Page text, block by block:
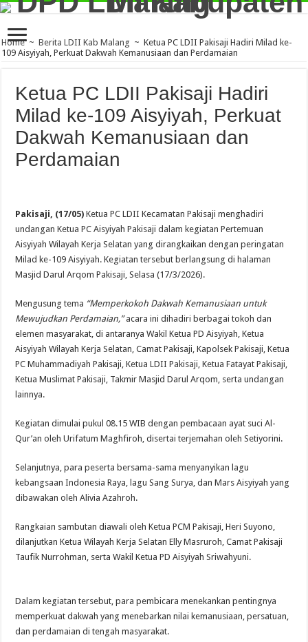
Home ~ Berita LDII Kab Malang ~ Ketua PC LDII Pakisaji Hadiri Milad ke-
109 Aisyiyah, Perkuat Dakwah Kemanusiaan dan Perdamaian
Ketua PC LDII Pakisaji Hadiri
Milad ke-109 Aisyiyah, Perkuat
Dakwah Kemanusiaan dan
Perdamaian
Pakisaji, (17/05) Ketua PC LDII Kecamatan Pakisaji menghadiri
undangan Ketua PC Aisyiyah Pakisaji dalam kegiatan Pertemuan
Aisyiyah Wilayah Kerja Selatan yang dirangkaikan dengan peringatan
Milad ke-109 Aisyiyah. Kegiatan tersebut berlangsung di halaman
Masjid Darul Arqom Pakisaji, Selasa (17/3/2026).
Mengusung tema “Memperkokoh Dakwah Kemanusiaan untuk
Mewujudkan Perdamaian,”acara ini dihadiri berbagai tokoh dan
elemen masyarakat, di antaranya Wakil Ketua PD Aisyiyah, Ketua
Aisyiyah Wilayah Kerja Selatan, Camat Pakisaji, Kapolsek Pakisaji, Ketua
PC Muhammadiyah Pakisaji, Ketua LDII Pakisaji, Ketua Fatayat Pakisaji,
Ketua Muslimat Pakisaji, Takmir Masjid Darul Arqom, serta undangan
lainnya.
Kegiatan dimulai pukul 08.15 WIB dengan pembacaan ayat suci Al-
Qur’an oleh Urifatum Maghfiroh, disertai terjemahan oleh Setiyorini.
Selanjutnya, para peserta bersama-sama menyanyikan lagu
kebangsaan Indonesia Raya, lagu Sang Surya, dan Mars Aisyiyah yang
dibawakan oleh Alivia Azahroh.
Rangkaian sambutan diawali oleh Ketua PCM Pakisaji, Heri Suyono,
dilanjutkan Ketua Wilayah Kerja Selatan Elly Masruroh, Camat Pakisaji
Taufik Nurrohman, serta Wakil Ketua PD Aisyiyah Sriwahyuni.
Dalam kegiatan tersebut, para pembicara menekankan pentingnya
memperkuat dakwah yang menebarkan nilai kemanusiaan, persatuan,
dan perdamaian di tengah masyarakat.